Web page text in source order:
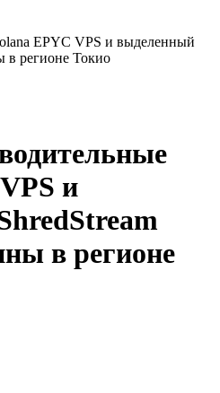
EPYC VPS и выделенный
в регионе Токио
и
в регионе